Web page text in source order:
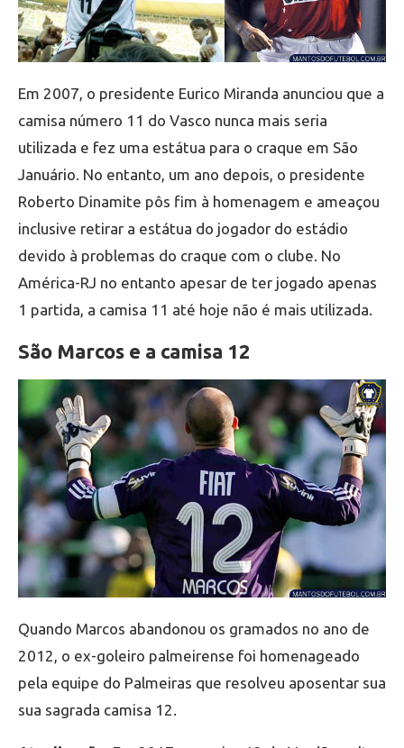
Em 2007, o presidente Eurico Miranda anunciou que a
camisa número 11 do Vasco nunca mais seria
utilizada e fez uma estátua para o craque em São
Januário. No entanto, um ano depois, o presidente
Roberto Dinamite pôs fim à homenagem e ameaçou
inclusive retirar a estátua do jogador do estádio
devido à problemas do craque com o clube. No
América-RJ no entanto apesar de ter jogado apenas
1 partida, a camisa 11 até hoje não é mais utilizada.
São Marcos e a camisa 12
Quando Marcos abandonou os gramados no ano de
2012, o ex-goleiro palmeirense foi homenageado
pela equipe do Palmeiras que resolveu aposentar sua
sua sagrada camisa 12.